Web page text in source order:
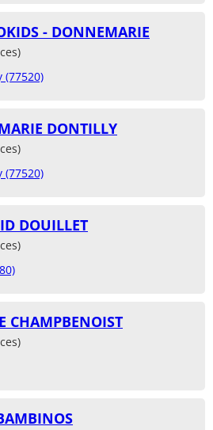
- DONNEMARIE
DONTILLY
DOUILLET
CHAMPBENOIST